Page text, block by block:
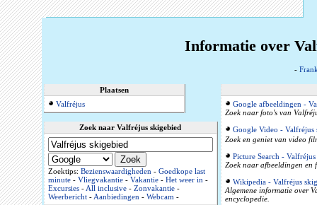
Informatie over
-
Plaatsen
Valfréjus
Zoek naar Valfréjus skigebied
Zoektips: Bezienswaardigheden- Goedkope last
minute- Vliegvakantie- Vakantie- Het weer in-
Excursies-All inclusive- Zonvakantie-
Weerbericht-Aanbiedingen- Webcam-
Google afbeeldingen -
Zoek naar foto's van
Google Video - Valfréjus
Zoek en geniet van video
Picture Search -
Zoek naar afbeeldingen en
Wikipedia - Valfréjus
Algemene informatie over
encyclopedie.